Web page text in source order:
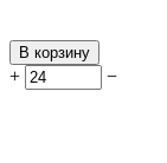
В корзину
+ −